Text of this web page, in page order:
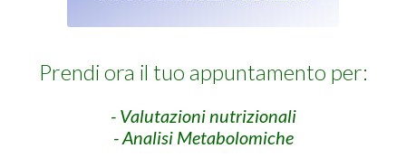
Prendi ora il tuo appuntamento per:
- Valutazioni nutrizionali
- Analisi Metabolomiche